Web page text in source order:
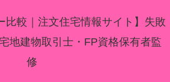
比較｜注文住宅情報サイト】失敗
地建物取引士・FP資格保有者監
修